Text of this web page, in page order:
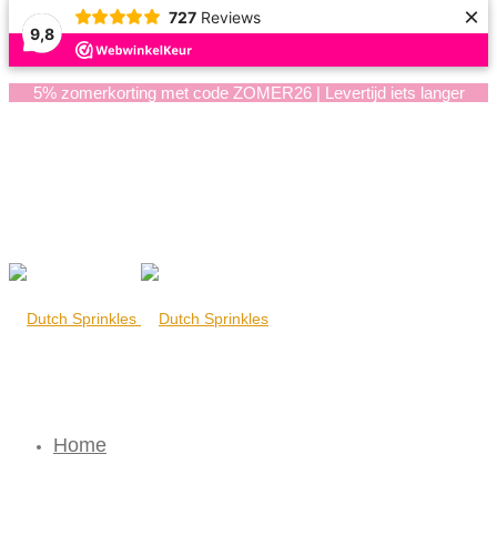
9,8
727 Reviews ×
5% zomerkorting met code ZOMER26 | Levertijd iets langer
Home